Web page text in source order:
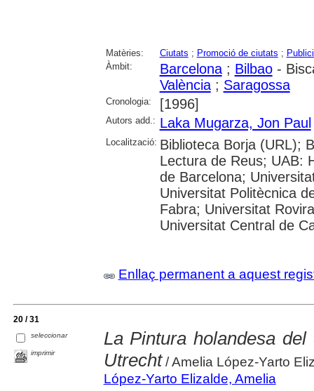
Matèries: Ciutats ; Promoció de ciutats ;
Àmbit:
Barcelona; Bilbao-
València; Saragossa
Cronologia: [1996]
Autors add.: Laka Mugarza, Jon Paul
Localització: Biblioteca Borja (URL);
Lectura de Reus; UAB:
de Barcelona;
Universitat Politècnica
Fabra; Universitat
Universitat Central de
Enllaç permanent a aquest
20 / 31
seleccionar
imprimir
La Pintura holandesa
Utrecht/ Amelia López-Yarto
López-Yarto Elizalde, Amelia